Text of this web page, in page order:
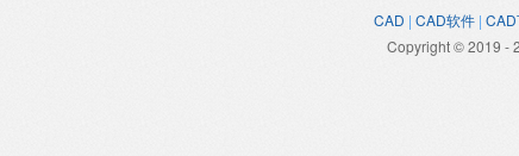
CAD | CAD软件 |
Copyright © 2019 -